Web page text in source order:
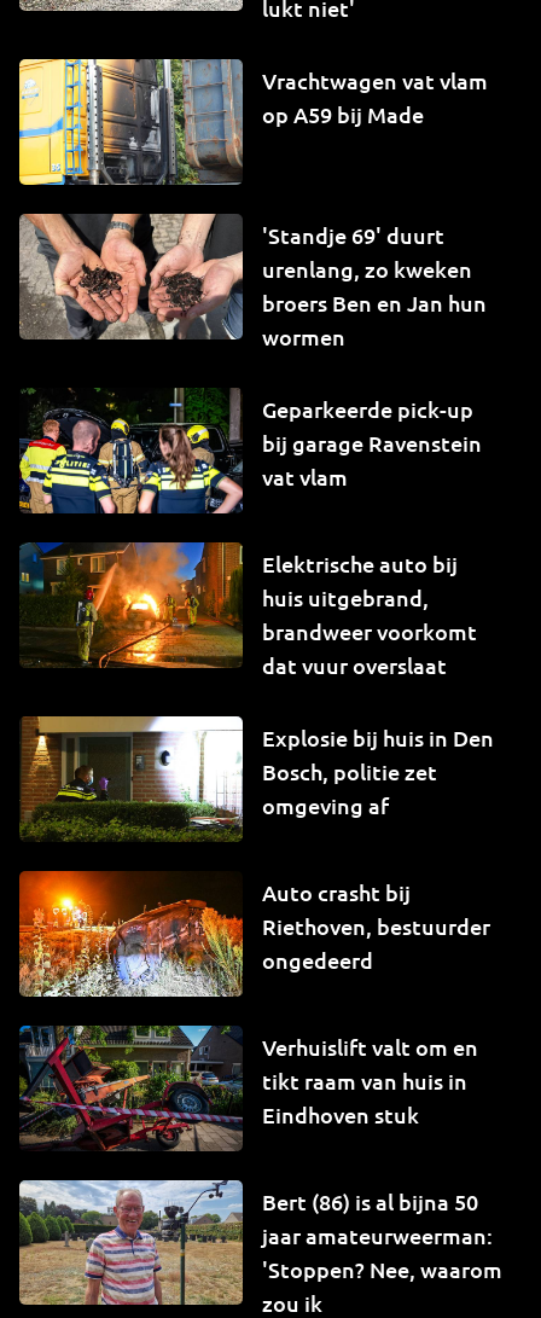
lukt niet'
Vrachtwagen vat vlam
op A59 bij Made
'Standje 69' duurt
urenlang, zo kweken
broers Ben en Jan hun
wormen
Geparkeerde pick-up
bij garage Ravenstein
vat vlam
Elektrische auto bij
huis uitgebrand,
brandweer voorkomt
dat vuur overslaat
Explosie bij huis in Den
Bosch, politie zet
omgeving af
Auto crasht bij
Riethoven, bestuurder
ongedeerd
Verhuislift valt om en
tikt raam van huis in
Eindhoven stuk
Bert (86) is al bijna 50
jaar amateurweerman:
'Stoppen? Nee, waarom
zou ik